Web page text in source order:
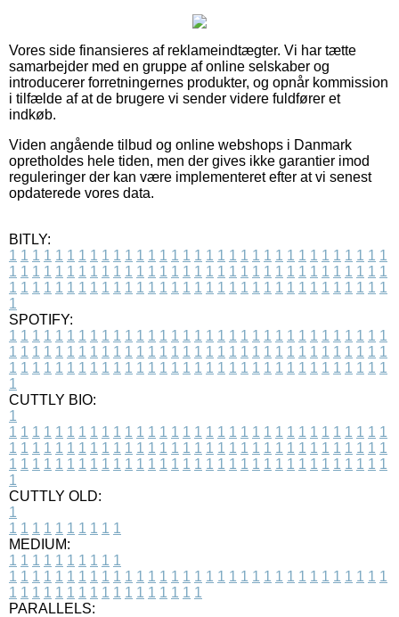
Vores side finansieres af reklameindtægter. Vi har tætte
samarbejder med en gruppe af online selskaber og
introducerer forretningernes produkter, og opnår kommission
i tilfælde af at de brugere vi sender videre fuldfører et
indkøb.
Viden angående tilbud og online webshops i Danmark
opretholdes hele tiden, men der gives ikke garantier imod
reguleringer der kan være implementeret efter at vi senest
opdaterede vores data.
BITLY:
1 1 1 1 1 1 1 1 1 1 1 1 1 1 1 1 1 1 1 1 1 1 1 1 1 1 1 1 1 1 1 1 1
1 1 1 1 1 1 1 1 1 1 1 1 1 1 1 1 1 1 1 1 1 1 1 1 1 1 1 1 1 1 1 1 1
1 1 1 1 1 1 1 1 1 1 1 1 1 1 1 1 1 1 1 1 1 1 1 1 1 1 1 1 1 1 1 1 1
1
SPOTIFY:
1 1 1 1 1 1 1 1 1 1 1 1 1 1 1 1 1 1 1 1 1 1 1 1 1 1 1 1 1 1 1 1 1
1 1 1 1 1 1 1 1 1 1 1 1 1 1 1 1 1 1 1 1 1 1 1 1 1 1 1 1 1 1 1 1 1
1 1 1 1 1 1 1 1 1 1 1 1 1 1 1 1 1 1 1 1 1 1 1 1 1 1 1 1 1 1 1 1 1
1
CUTTLY BIO:
1
1 1 1 1 1 1 1 1 1 1 1 1 1 1 1 1 1 1 1 1 1 1 1 1 1 1 1 1 1 1 1 1 1
1 1 1 1 1 1 1 1 1 1 1 1 1 1 1 1 1 1 1 1 1 1 1 1 1 1 1 1 1 1 1 1 1
1 1 1 1 1 1 1 1 1 1 1 1 1 1 1 1 1 1 1 1 1 1 1 1 1 1 1 1 1 1 1 1 1
1
CUTTLY OLD:
1
1 1 1 1 1 1 1 1 1 1
MEDIUM:
1 1 1 1 1 1 1 1 1 1
1 1 1 1 1 1 1 1 1 1 1 1 1 1 1 1 1 1 1 1 1 1 1 1 1 1 1 1 1 1 1 1 1
1 1 1 1 1 1 1 1 1 1 1 1 1 1 1 1 1
PARALLELS: